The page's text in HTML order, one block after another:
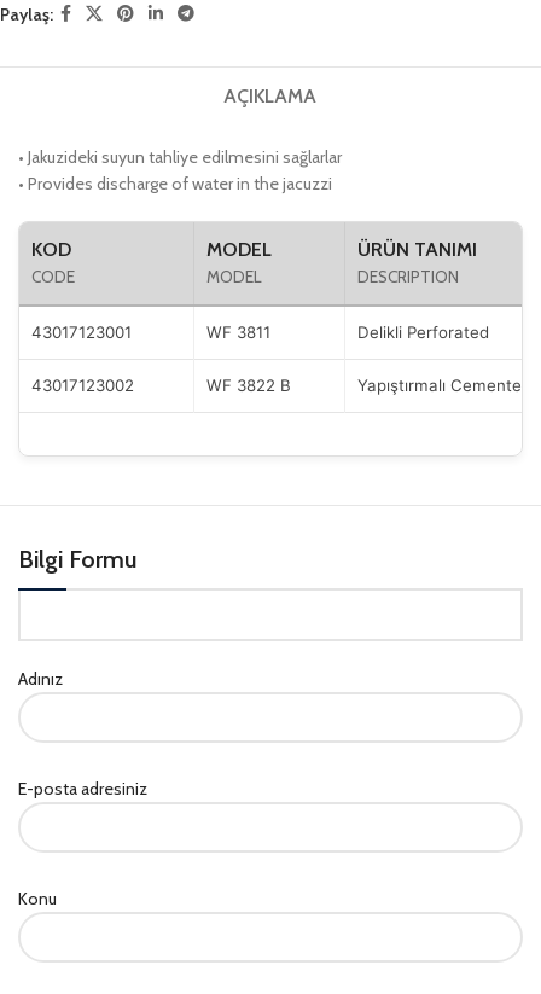
Paylaş:
AÇIKLAMA
• Jakuzideki suyun tahliye edilmesini sağlarlar
• Provides discharge of water in the jacuzzi
KOD
CODE
MODEL
MODEL
ÜRÜN TANIMI
DESCRIPTION
43017123001 WF 3811 Delikli Perforated
43017123002 WF 3822 B Yapıştırmalı Cemented
Bilgi Formu
Adınız
E-posta adresiniz
Konu